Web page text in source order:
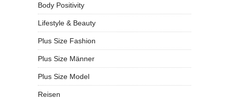
Body Positivity
Lifestyle & Beauty
Plus Size Fashion
Plus Size Männer
Plus Size Model
Reisen